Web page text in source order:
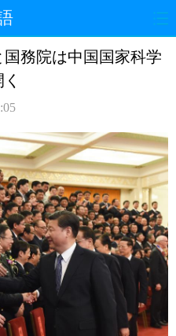
経済
写真
務院は中国国家科学